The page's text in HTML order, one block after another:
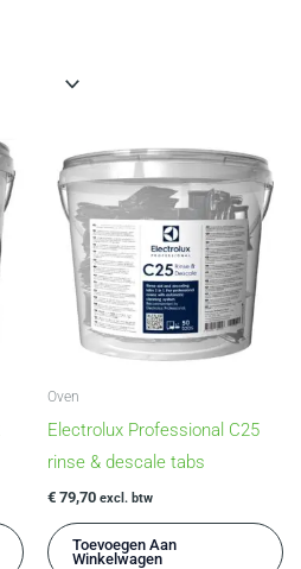
Oven
Electrolux Professional C25
rinse & descale tabs
€ 79,70 excl. btw
Toevoegen Aan
Winkelwagen